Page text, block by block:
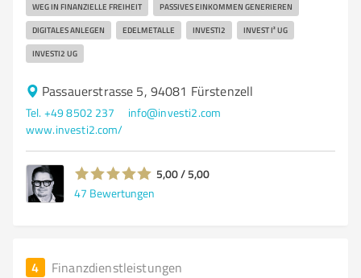
WEG IN FINANZIELLE FREIHEIT PASSIVES EINKOMMEN GENERIEREN
DIGITALES ANLEGEN EDELMETALLE INVESTI2 INVEST I² UG
INVESTI2 UG
Passauerstrasse 5, 94081 Fürstenzell
Tel. +49 8502 237
info@investi2.com
www.investi2.com/
5,00 / 5,00
47 Bewertungen
4 Finanzdienstleistungen